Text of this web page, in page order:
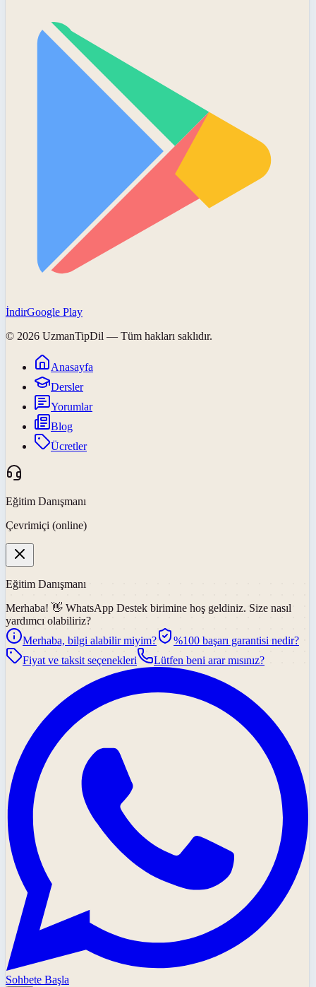
İndirGoogle Play
© 2026 UzmanTipDil — Tüm hakları saklıdır.
Anasayfa
Dersler
Yorumlar
Blog
Ücretler
Eğitim Danışmanı
Çevrimiçi (online)
Eğitim Danışmanı
Merhaba! 👋 WhatsApp Destek birimine hoş geldiniz. Size nasıl
yardımcı olabiliriz?
Merhaba, bilgi alabilir miyim?
%100 başarı garantisi nedir?
Fiyat ve taksit seçenekleri
Lütfen beni arar mısınız?
Sohbete Başla